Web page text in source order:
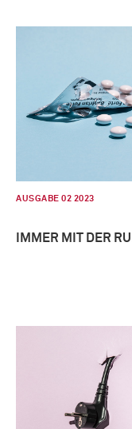
AUSGABE 02 2023
IMMER MIT DER